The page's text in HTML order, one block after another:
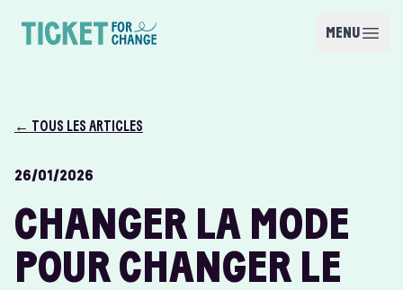
Open
MENU
← TOUS LES ARTICLES
26/01/2026
CHANGER LA MODE
POUR CHANGER LE